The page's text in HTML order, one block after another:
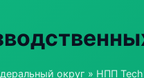
округ » НПП